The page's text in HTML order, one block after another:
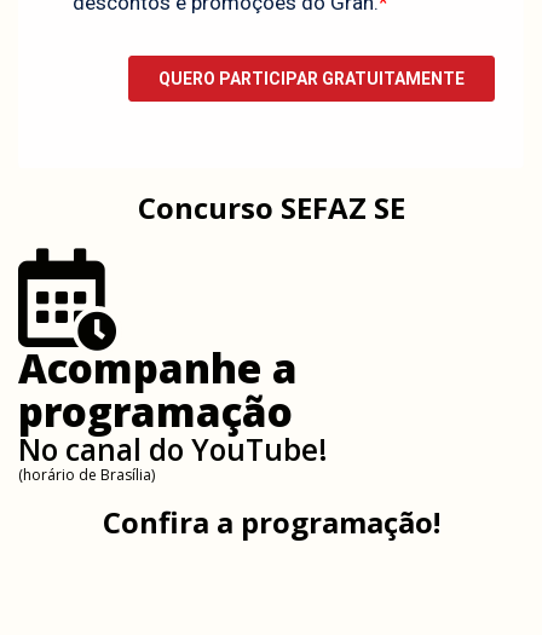
Concurso SEFAZ SE
Acompanhe a
programação
No canal do YouTube!
(horário de Brasília)
Confira a programação!